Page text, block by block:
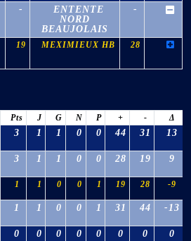
-
ENTENTE
NORD
BEAUJOLAIS
-
19 MEXIMIEUX HB 28
Pts J G N P + - Δ
3 1 1 0 0 44 31 13
3 1 1 0 0 28 19 9
1 1 0 0 1 19 28 -9
1 1 0 0 1 31 44 -13
0 0 0 0 0 0 0 0